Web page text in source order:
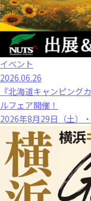
イベント
2026.06.26
『北海道キャンピング
ルフェア開催！
2026年8月29日（土）